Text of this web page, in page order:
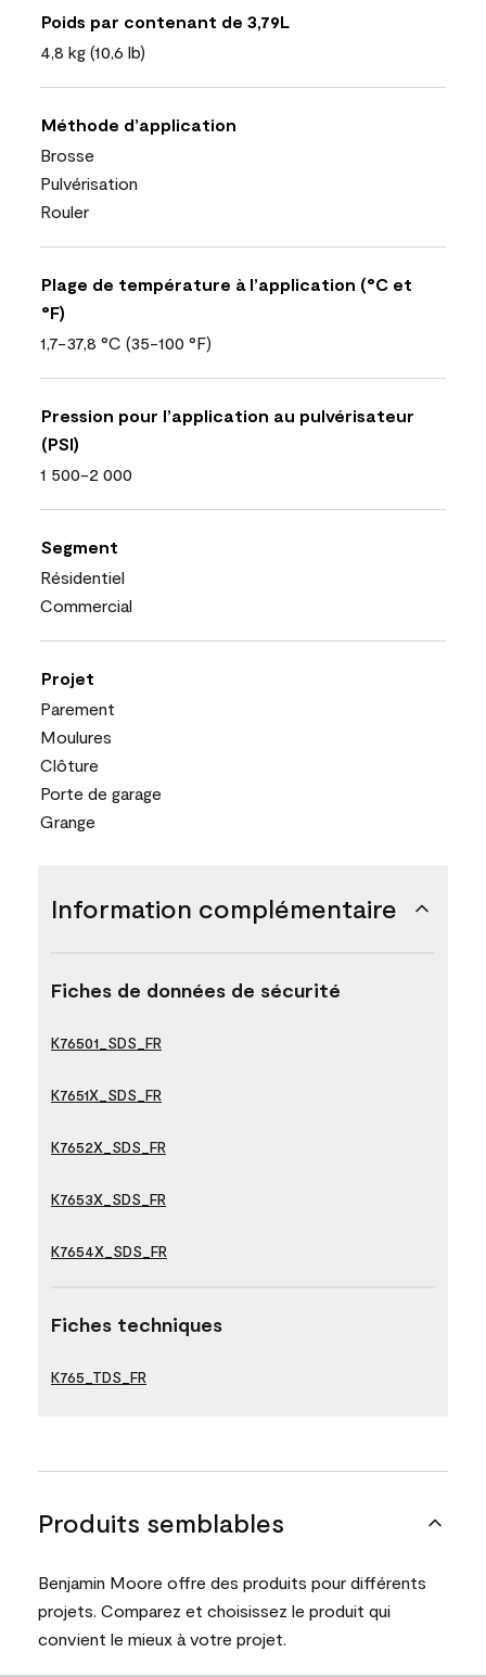
Poids par contenant de 3,79L
4,8 kg (10,6 lb)
Méthode d’application
Brosse
Pulvérisation
Rouler
Plage de température à l’application (°C et
°F)
1,7-37,8 °C (35-100 °F)
Pression pour l’application au pulvérisateur
(PSI)
1 500-2 000
Segment
Résidentiel
Commercial
Projet
Parement
Moulures
Clôture
Porte de garage
Grange
Information complémentaire
Fiches de données de sécurité
K76501_SDS_FR
K7651X_SDS_FR
K7652X_SDS_FR
K7653X_SDS_FR
K7654X_SDS_FR
Fiches techniques
K765_TDS_FR
Produits semblables
Benjamin Moore offre des produits pour différents
projets. Comparez et choisissez le produit qui
convient le mieux à votre projet.